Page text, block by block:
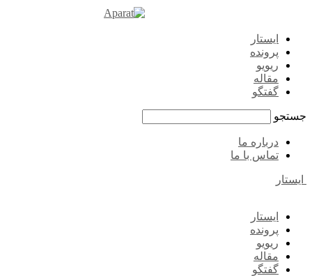
ایستار
پرونده
ریویو
مقاله
گفتگو
جستجو
درباره ما
تماس با ما
ایستار
ایستار
پرونده
ریویو
مقاله
گفتگو